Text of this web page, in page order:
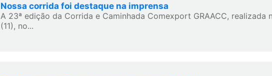
Nossa corrida foi destaque na imprensa
A 23ª edição da Corrida e Caminhada Comexport GRAACC, realizada
(11), no...